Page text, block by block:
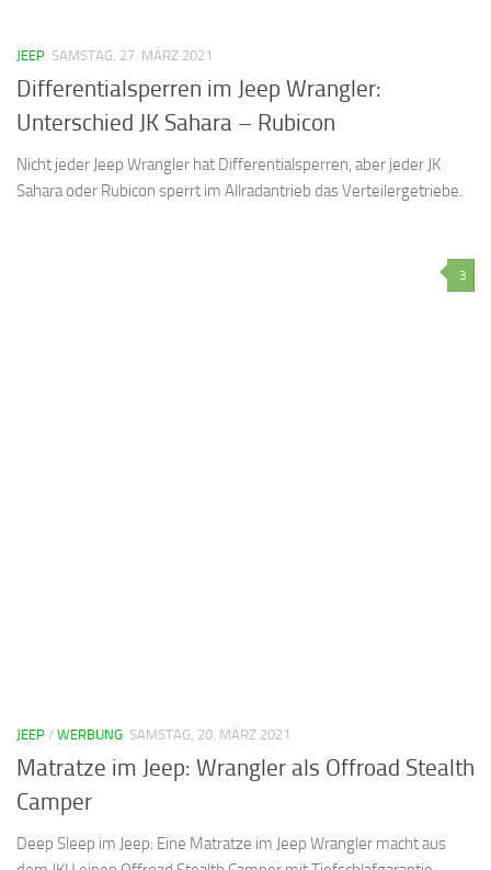
JEEP SAMSTAG, 27. MÄRZ 2021
Differentialsperren im Jeep Wrangler:
Unterschied JK Sahara – Rubicon
Nicht jeder Jeep Wrangler hat Differentialsperren, aber jeder JK
Sahara oder Rubicon sperrt im Allradantrieb das Verteilergetriebe.
3
JEEP / WERBUNG SAMSTAG, 20. MÄRZ 2021
Matratze im Jeep: Wrangler als Offroad Stealth
Camper
Deep Sleep im Jeep: Eine Matratze im Jeep Wrangler macht aus